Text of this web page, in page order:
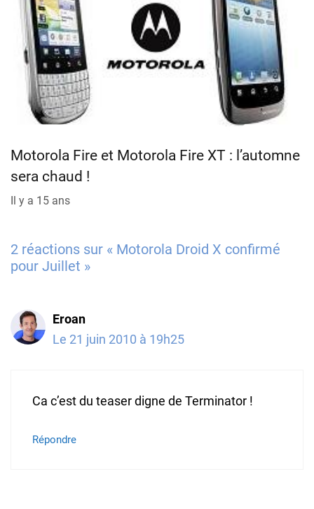
Motorola Fire et Motorola Fire XT : l’automne
sera chaud !
Il y a 15 ans
2 réactions sur « Motorola Droid X confirmé
pour Juillet »
Eroan
Le 21 juin 2010 à 19h25
Ca c’est du teaser digne de Terminator !
Répondre